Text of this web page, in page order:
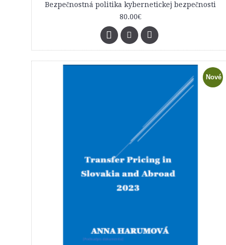
Bezpečnostná politika kybernetickej bezpečnosti
80.00€
Nové